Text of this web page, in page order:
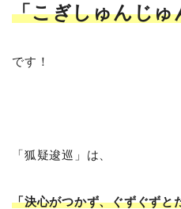
「こぎしゅんじゅ
です！
「狐疑逡巡」は、
「決心がつかず、ぐずぐずと